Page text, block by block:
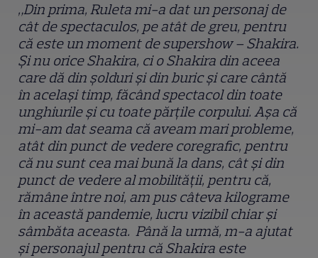
„Din prima, Ruleta mi-a dat un personaj de
cât de spectaculos, pe atât de greu, pentru
că este un moment de supershow – Shakira.
Şi nu orice Shakira, ci o Shakira din aceea
care dă din şolduri şi din buric şi care cântă
în acelaşi timp, făcând spectacol din toate
unghiurile şi cu toate părţile corpului. Aşa că
mi-am dat seama că aveam mari probleme,
atât din punct de vedere coregrafic, pentru
că nu sunt cea mai bună la dans, cât şi din
punct de vedere al mobilităţii, pentru că,
rămâne între noi, am pus câteva kilograme
în această pandemie, lucru vizibil chiar şi
sâmbăta aceasta. Până la urmă, m-a ajutat
şi personajul pentru că Shakira este